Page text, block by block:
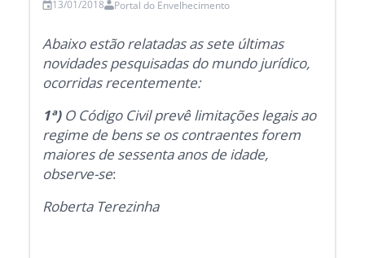
13/01/2018 Portal do Envelhecimento
Abaixo estão relatadas as sete últimas
novidades pesquisadas do mundo jurídico,
ocorridas recentemente:
1ª)O Código Civil prevê limitações legais ao
regime de bens se os contraentes forem
maiores de sessenta anos de idade,
observe-se:
Roberta Terezinha